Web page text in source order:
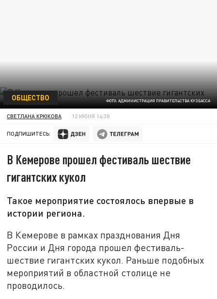
ФОТО: АДМИНИСТРАЦИЯ ПРАВИТЕЛЬСТВА КУЗБАССА
ОБЩЕСТВО
СВЕТЛАНА КРЮКОВА 12 ИЮНЯ 14:38
ПОДПИШИТЕСЬ:
В Кемерове прошел фестиваль шествие
гигантских кукол
Такое мероприятие состоялось впервые в
истории региона.
В Кемерове в рамках празднования Дня
России и Дня города прошел фестиваль-
шествие гигантских кукол. Раньше подобных
мероприятий в областной столице не
проводилось.